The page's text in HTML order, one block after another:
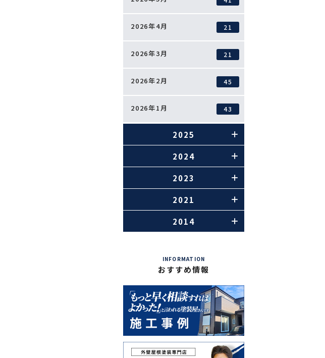
2026年4月 21
2026年3月 21
2026年2月 45
2026年1月 43
2025
2024
2023
2021
2014
INFORMATION
おすすめ情報